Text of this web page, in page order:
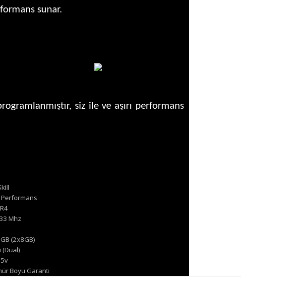
sunar.
siz ile ve aşırı performans
Performans
Mhz
(2x8GB)
(Dual)
Boyu Garanti